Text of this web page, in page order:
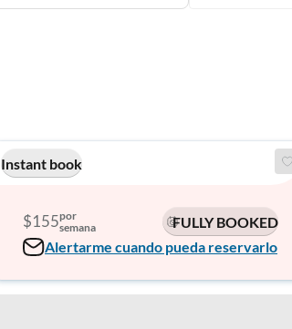
Instant book
$155por
semana
FULLY BOOKED
Alertarme cuando pueda reservarlo